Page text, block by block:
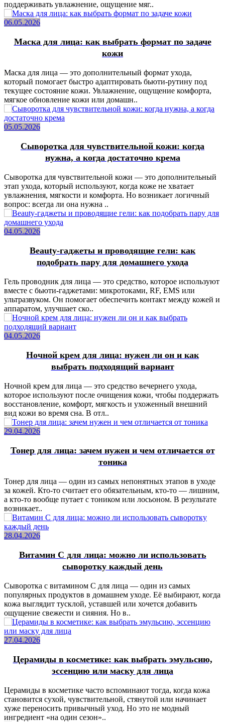
поддерживать увлажнение, ощущение мяг..
06.05.2026
Маска для лица: как выбрать формат по задаче
кожи
Маска для лица — это дополнительный формат ухода,
который помогает быстро адаптировать бьюти-рутину под
текущее состояние кожи. Увлажнение, ощущение комфорта,
мягкое обновление кожи или домашн..
05.05.2026
Сыворотка для чувствительной кожи: когда
нужна, а когда достаточно крема
Сыворотка для чувствительной кожи — это дополнительный
этап ухода, который используют, когда коже не хватает
увлажнения, мягкости и комфорта. Но возникает логичный
вопрос: всегда ли она нужна ..
04.05.2026
Beauty-гаджеты и проводящие гели: как
подобрать пару для домашнего ухода
Гель проводник для лица — это средство, которое используют
вместе с бьюти-гаджетами: микротоками, RF, EMS или
ультразвуком. Он помогает обеспечить контакт между кожей и
аппаратом, улучшает ско..
04.05.2026
Ночной крем для лица: нужен ли он и как
выбрать подходящий вариант
Ночной крем для лица — это средство вечернего ухода,
которое используют после очищения кожи, чтобы поддержать
восстановление, комфорт, мягкость и ухоженный внешний
вид кожи во время сна. В отл..
29.04.2026
Тонер для лица: зачем нужен и чем отличается от
тоника
Тонер для лица — один из самых непонятных этапов в уходе
за кожей. Кто-то считает его обязательным, кто-то — лишним,
а кто-то вообще путает с тоником или лосьоном. В результате
возникает..
28.04.2026
Витамин C для лица: можно ли использовать
сыворотку каждый день
Сыворотка с витамином C для лица — один из самых
популярных продуктов в домашнем уходе. Её выбирают, когда
кожа выглядит тусклой, уставшей или хочется добавить
ощущение свежести и сияния. Но в..
27.04.2026
Церамиды в косметике: как выбрать эмульсию,
эссенцию или маску для лица
Церамиды в косметике часто вспоминают тогда, когда кожа
становится сухой, чувствительной, стянутой или начинает
хуже переносить привычный уход. Но это не модный
ингредиент «на один сезон»..